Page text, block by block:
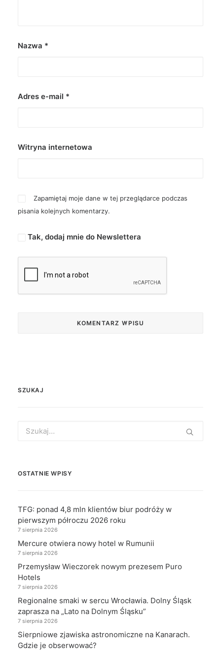
Nazwa *
Adres e-mail *
Witryna internetowa
Zapamiętaj moje dane w tej przeglądarce podczas
pisania kolejnych komentarzy.
Tak, dodaj mnie do Newslettera
SZUKAJ
for:
OSTATNIE WPISY
TFG: ponad 4,8 mln klientów biur podróży w
pierwszym półroczu 2026 roku
7 sierpnia 2026
Mercure otwiera nowy hotel w Rumunii
7 sierpnia 2026
Przemysław Wieczorek nowym prezesem Puro
Hotels
7 sierpnia 2026
Regionalne smaki w sercu Wrocławia. Dolny Śląsk
zaprasza na „Lato na Dolnym Śląsku”
7 sierpnia 2026
Sierpniowe zjawiska astronomiczne na Kanarach.
Gdzie je obserwować?